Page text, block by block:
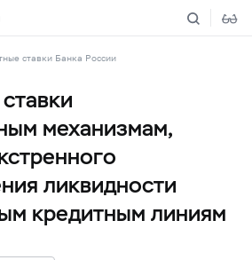
ставки Банка России
механизмам,
ликвидности
кредитным линиям